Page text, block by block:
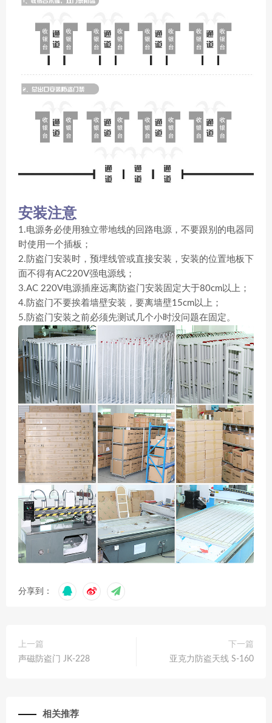
安装注意
1.电源务必使用独立带地线的回路电源，不要跟别的电器同
时使用一个插板；
2.防盗门安装时，预埋线管或直接安装，安装的位置地板下
面不得有AC220V强电源线；
3.AC 220V电源插座远离防盗门安装固定大于80cm以上；
4.防盗门不要挨着墙壁安装，要离墙壁15cm以上；
5.防盗门安装之前必须先测试几个小时没问题在固定。
分享到：
上一篇
声磁防盗门 JK-228
下一篇
亚克力防盗天线 S-160
相关推荐